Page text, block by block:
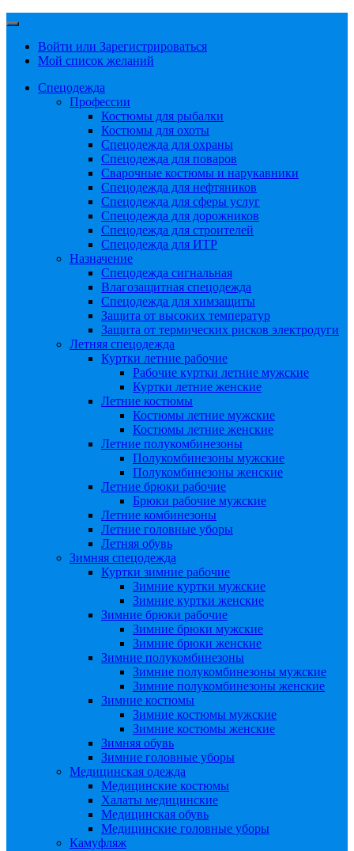
Войти или Зарегистрироваться
Мой список желаний
Спецодежда
Профессии
Костюмы для рыбалки
Костюмы для охоты
Спецодежда для охраны
Спецодежда для поваров
Сварочные костюмы и нарукавники
Спецодежда для нефтяников
Спецодежда для сферы услуг
Спецодежда для дорожников
Спецодежда для строителей
Спецодежда для ИТР
Назначение
Спецодежда сигнальная
Влагозащитная спецодежда
Спецодежда для химзащиты
Защита от высоких температур
Защита от термических рисков электродуги
Летняя спецодежда
Куртки летние рабочие
Рабочие куртки летние мужские
Куртки летние женские
Летние костюмы
Костюмы летние мужские
Костюмы летние женские
Летние полукомбинезоны
Полукомбинезоны мужские
Полукомбинезоны женские
Летние брюки рабочие
Брюки рабочие мужские
Летние комбинезоны
Летние головные уборы
Летняя обувь
Зимняя спецодежда
Куртки зимние рабочие
Зимние куртки мужские
Зимние куртки женские
Зимние брюки рабочие
Зимние брюки мужские
Зимние брюки женские
Зимние полукомбинезоны
Зимние полукомбинезоны мужские
Зимние полукомбинезоны женские
Зимние костюмы
Зимние костюмы мужские
Зимние костюмы женские
Зимняя обувь
Зимние головные уборы
Медицинская одежда
Медицинские костюмы
Халаты медицинские
Медицинская обувь
Медицинские головные уборы
Камуфляж